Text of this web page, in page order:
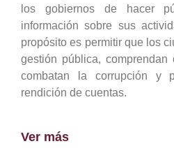
los gobiernos de hacer
información sobre sus
propósito es permitir que los
gestión pública,
combatan la corrupción y
rendición de cuentas.
Ver más